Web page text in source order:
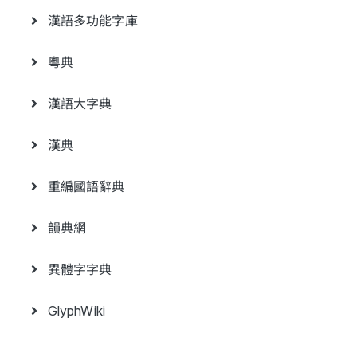
漢語多功能字庫
粵典
漢語大字典
漢典
重編國語辭典
韻典網
異體字字典
GlyphWiki